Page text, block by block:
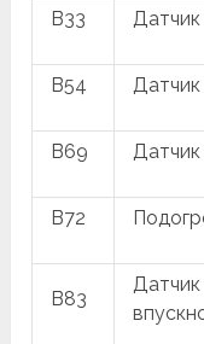
B33
B54 Датчик
B69
B72
B83